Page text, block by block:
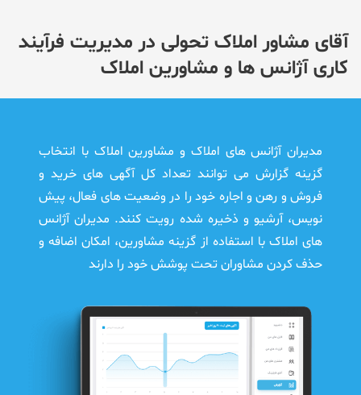
آقای مشاور املاک تحولی در مدیریت فرآیند
کاری آژانس ها و مشاورین املاک
مدیران آژانس های املاک و مشاورین املاک با انتخاب
گزینه گزارش می توانند تعداد کل آگهی های خرید و
فروش و رهن و اجاره خود را در وضعیت های فعال، پیش
نویس، آرشیو و ذخیره شده رویت کنند. مدیران آژانس
های املاک با استفاده از گزینه مشاورین، امکان اضافه و
حذف کردن مشاوران تحت پوشش خود را دارند